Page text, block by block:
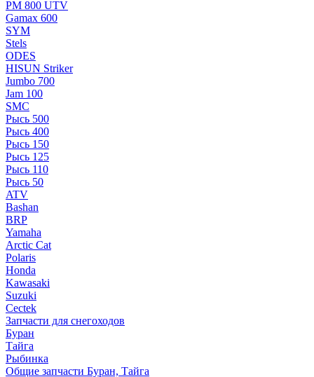
РМ 800 UTV
Gamax 600
SYM
Stels
ОDЕS
HISUN Striker
Jumbo 700
Jam 100
SMC
Рысь 500
Рысь 400
Рысь 150
Рысь 125
Рысь 110
Рысь 50
ATV
Bashan
BRP
Yamaha
Arctic Cat
Polaris
Honda
Kawasaki
Suzuki
Cectek
Запчасти для снегоходов
Буран
Тайга
Рыбинка
Общие запчасти Буран, Тайга